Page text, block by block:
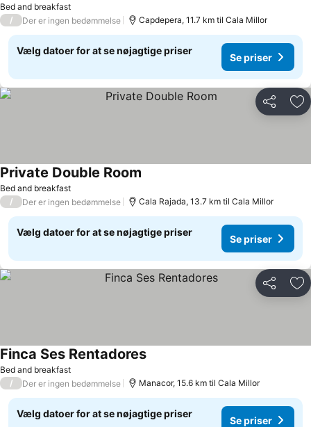
Bed and breakfast
/ Der er ingen bedømmelse Capdepera, 11.7 km til Cala Millor
Vælg datoer for at se nøjagtige priser
Se priser
Del
Bed and breakfast
Private Double Room
/ Der er ingen bedømmelse Cala Rajada, 13.7 km til Cala Millor
Vælg datoer for at se nøjagtige priser
Se priser
Del
Bed and breakfast
Finca Ses Rentadores
/ Der er ingen bedømmelse Manacor, 15.6 km til Cala Millor
Vælg datoer for at se nøjagtige priser
Se priser